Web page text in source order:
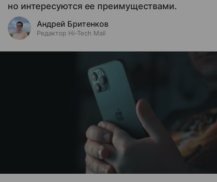
но интересуются ее преимуществами.
Андрей Бритенков
Редактор Hi-Tech Mail